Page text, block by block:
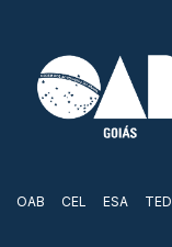
OAB CEL ESA TED